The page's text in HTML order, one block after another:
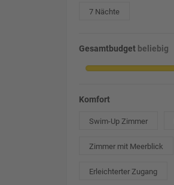
7 Nächte
Gesamtbudget beliebig
Komfort
Swim-Up Zimmer
Zimmer mit Meerblick
Erleichterter Zugang